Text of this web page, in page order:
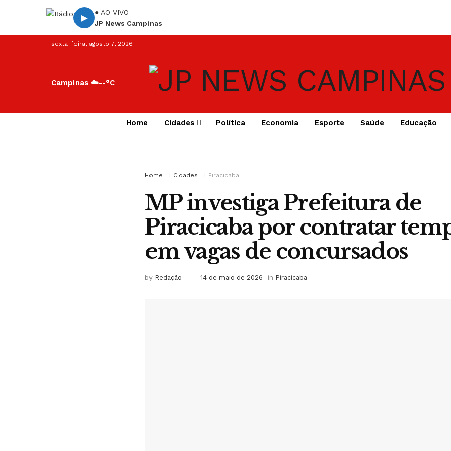
▶
● AO VIVO
JP News Campinas
sexta-feira, agosto 7, 2026
Campinas ☁️--°C
Home Cidades Política Economia Esporte Saúde Educação
Home Cidades Piracicaba
MP investiga Prefeitura de
Piracicaba por contratar
em vagas de concursados
by Redação 14 de maio de 2026 in Piracicaba